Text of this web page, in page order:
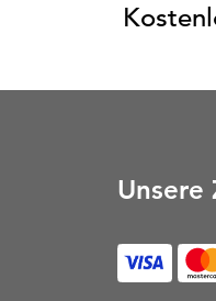
Unsere